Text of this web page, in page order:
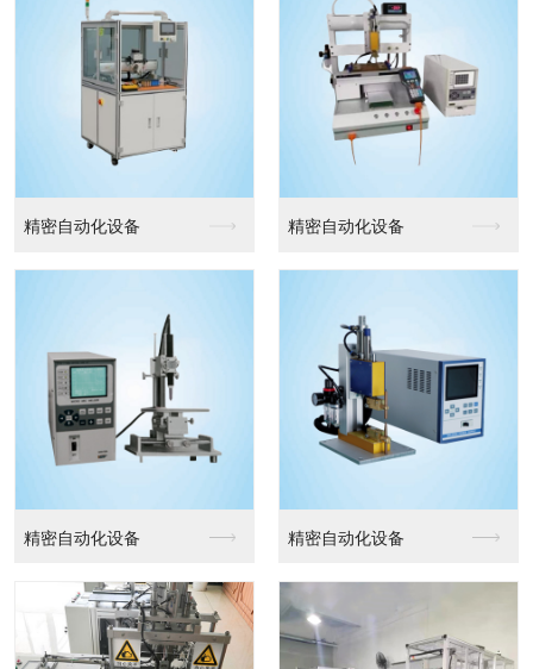
精密自动化设备 精密自动化设备
精密自动化设备 精密自动化设备